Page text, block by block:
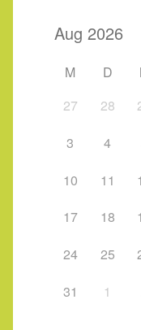
M D
27
28
3
4
10
11
17
18
24
25
31
1